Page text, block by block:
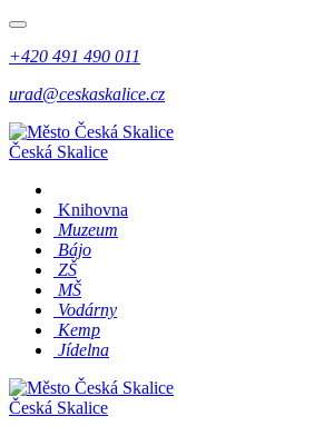
+420 491 490 011
urad@ceskaskalice.cz
Česká Skalice
Knihovna
Muzeum
Bájo
ZŠ
MŠ
Vodárny
Kemp
Jídelna
Česká Skalice